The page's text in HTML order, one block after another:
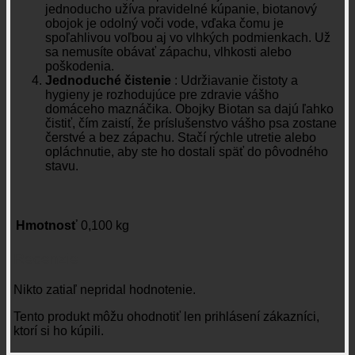
jednoducho užíva pravidelné kúpanie, biotanový
obojok je odolný voči vode, vďaka čomu je
spoľahlivou voľbou aj vo vlhkých podmienkach. Už
sa nemusíte obávať zápachu, vlhkosti alebo
poškodenia.
Jednoduché čistenie : Udržiavanie čistoty a
hygieny je rozhodujúce pre zdravie vášho
domáceho maznáčika. Obojky Biotan sa dajú ľahko
čistiť, čím zaistí, že príslušenstvo vášho psa zostane
čerstvé a bez zápachu. Stačí rýchle utretie alebo
opláchnutie, aby ste ho dostali späť do pôvodného
stavu.
Hmotnosť 0,100 kg
Nikto zatiaľ nepridal hodnotenie.
Tento produkt môžu ohodnotiť len prihlásení zákazníci,
ktorí si ho kúpili.